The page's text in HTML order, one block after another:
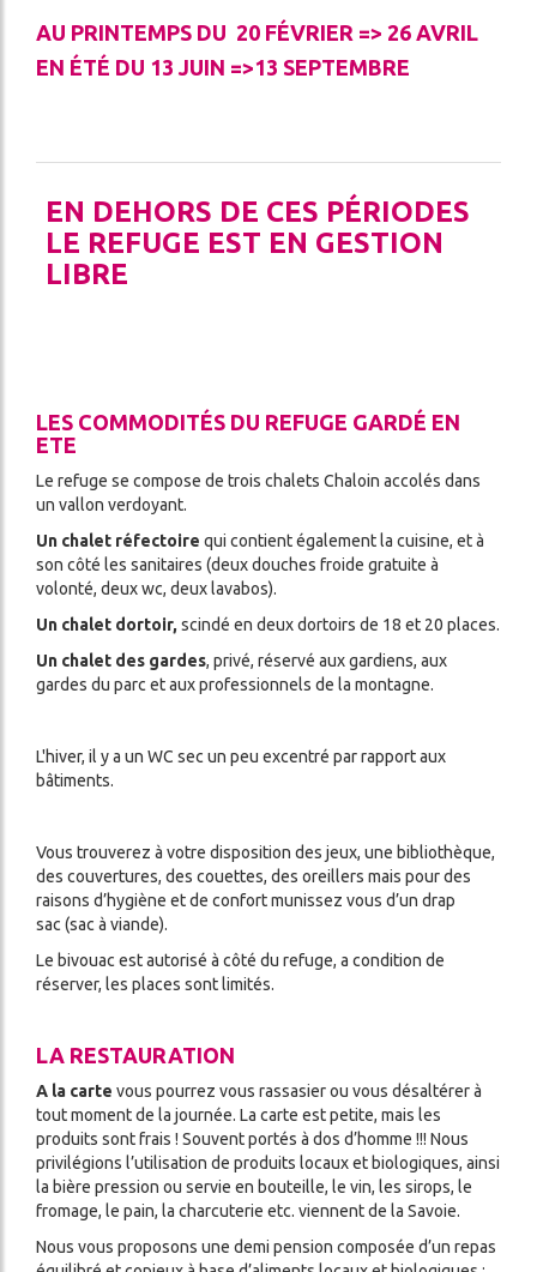
GARDIENNE
OSEZ
!
CONDITIONS
GÉNÉRALES
DE
VENTE
AU PRINTEMPS DU 20 FÉVRIER => 26 AVRIL
EN ÉTÉ DU 13 JUIN =>13 SEPTEMBRE
EN DEHORS DE CES PÉRIODES
LE REFUGE EST EN GESTION
LIBRE
LES COMMODITÉS DU REFUGE GARDÉ EN
ETE
Le refuge se compose de trois chalets Chaloin accolés dans
un vallon verdoyant.
Un chalet réfectoire qui contient également la cuisine, et à
son côté les sanitaires (deux douches froide gratuite à
volonté, deux wc, deux lavabos).
Un chalet dortoir, scindé en deux dortoirs de 18 et 20 places.
Un chalet des gardes, privé, réservé aux gardiens, aux
gardes du parc et aux professionnels de la montagne.
L'hiver, il y a un WC sec un peu excentré par rapport aux
bâtiments.
Vous trouverez à votre disposition des jeux, une bibliothèque,
des couvertures, des couettes, des oreillers mais pour des
raisons d’hygiène et de confort munissez vous d’un drap
sac (sac à viande).
Le bivouac est autorisé à côté du refuge, a condition de
réserver, les places sont limités.
LA RESTAURATION
A la carte vous pourrez vous rassasier ou vous désaltérer à
tout moment de la journée. La carte est petite, mais les
produits sont frais ! Souvent portés à dos d’homme !!! Nous
privilégions l’utilisation de produits locaux et biologiques, ainsi
la bière pression ou servie en bouteille, le vin, les sirops, le
fromage, le pain, la charcuterie etc. viennent de la Savoie.
Nous vous proposons une demi pension composée d’un repas